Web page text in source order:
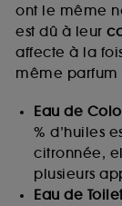
ont le même
est dû à leur
affecte à la
même parfum
Eau de
% d’huiles
citronnée,
plusieurs
Eau de